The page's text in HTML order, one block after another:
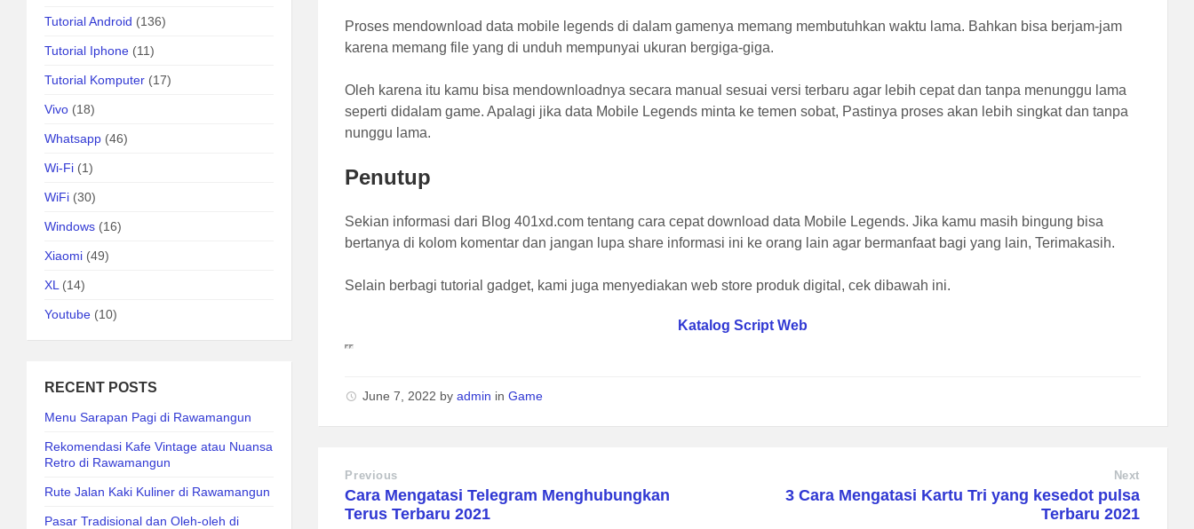
Proses mendownload data mobile legends di dalam gamenya memang membutuhkan waktu lama. Bahkan bisa berjam-jam
karena memang file yang di unduh mempunyai ukuran bergiga-giga.
Oleh karena itu kamu bisa mendownloadnya secara manual sesuai versi terbaru agar lebih cepat dan tanpa menunggu lama
seperti didalam game. Apalagi jika data Mobile Legends minta ke temen sobat, Pastinya proses akan lebih singkat dan tanpa
nunggu lama.
Penutup
Sekian informasi dari Blog 401xd.com tentang cara cepat download data Mobile Legends. Jika kamu masih bingung bisa
bertanya di kolom komentar dan jangan lupa share informasi ini ke orang lain agar bermanfaat bagi yang lain, Terimakasih.
Selain berbagi tutorial gadget, kami juga menyediakan web store produk digital, cek dibawah ini.
Katalog Script Web
June 7, 2022 byadmin inGame
Previous
Cara Mengatasi Telegram Menghubungkan
Terus Terbaru 2021
Next
3 Cara Mengatasi Kartu Tri yang kesedot pulsa
Terbaru 2021
Tutorial Android (136)
Tutorial Iphone (11)
Tutorial Komputer (17)
Vivo (18)
Whatsapp (46)
Wi-Fi (1)
WiFi (30)
Windows (16)
Xiaomi (49)
XL (14)
Youtube (10)
RECENT POSTS
Menu Sarapan Pagi di Rawamangun
Rekomendasi Kafe Vintage atau Nuansa
Retro di Rawamangun
Rute Jalan Kaki Kuliner di Rawamangun
Pasar Tradisional dan Oleh-oleh di